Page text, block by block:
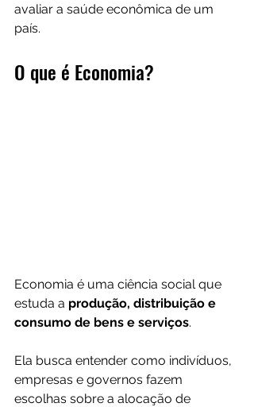
avaliar a saúde econômica de um
país.
O que é Economia?
Economia é uma ciência social que
estuda a produção, distribuição e
consumo de bens e serviços.
Ela busca entender como indivíduos,
empresas e governos fazem
escolhas sobre a alocação de